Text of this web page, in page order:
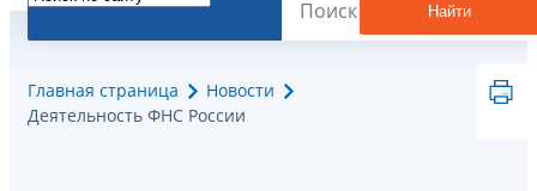
Найти
Главная страница
Новости
Деятельность ФНС России